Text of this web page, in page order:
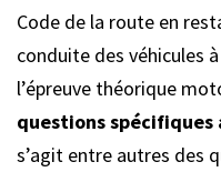
Code de la route en
conduite des véhicules
l’épreuve théorique
questions spécifiques
s’agit entre autres des